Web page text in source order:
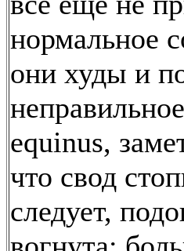
нормальное
они худы и
equinus,
что свод
следует,